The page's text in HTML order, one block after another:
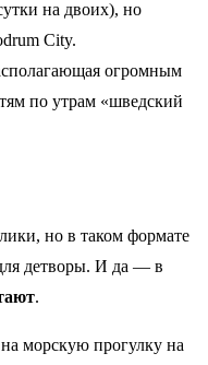
на двоих), но
City.
огромным
по утрам «шведский
но в таком формате
детворы. И да — в
.
морскую прогулку на